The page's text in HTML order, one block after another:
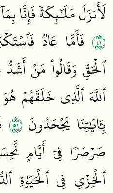
لَأَنزَلَ مَلَٰٓئِكَةٗ فَإِنَّا
١٤ فَأَمَّا عَادٞ
ٱلۡحَقِّ وَقَالُواْ مَنۡ أَشَدُّ
ٱللَّهَ ٱلَّذِي خَلَقَهُمۡ
بِـَٔايَٰتِنَا يَجۡحَدُونَ ١٥
صَرۡصَرٗا فِيٓ أَيَّامٖ
ٱلۡخِزۡيِ فِي ٱلۡحَيَوٰةِ